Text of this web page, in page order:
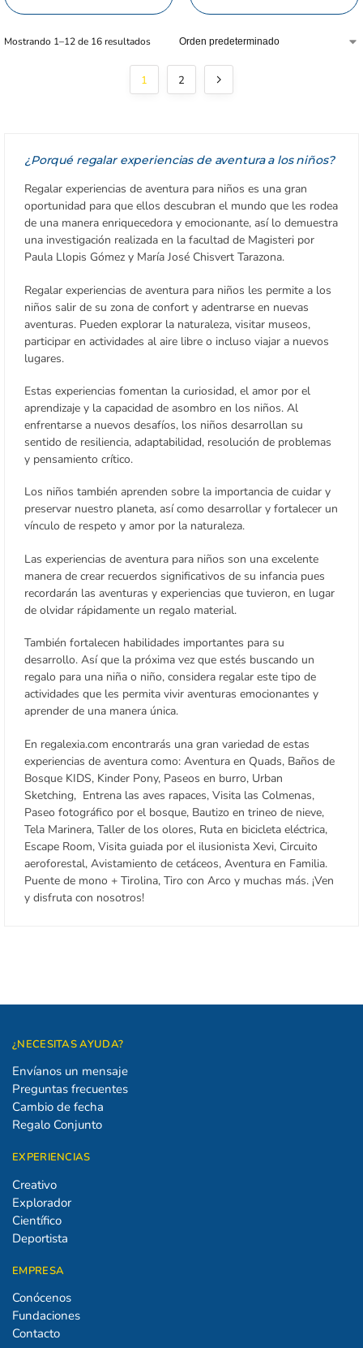
Mostrando 1–12 de 16 resultados
1 2
¿Porqué regalar experiencias de aventura a los niños?
Regalar experiencias de aventura para niños es una gran
oportunidad para que ellos descubran el mundo que les rodea
de una manera enriquecedora y emocionante, así lo demuestra
una investigación realizada en la facultad de Magisteri por
Paula Llopis Gómez y María José Chisvert Tarazona.
Regalar experiencias de aventura para niños les permite a los
niños salir de su zona de confort y adentrarse en nuevas
aventuras. Pueden explorar la naturaleza, visitar museos,
participar en actividades al aire libre o incluso viajar a nuevos
lugares.
Estas experiencias fomentan la curiosidad, el amor por el
aprendizaje y la capacidad de asombro en los niños. Al
enfrentarse a nuevos desafíos, los niños desarrollan su
sentido de resiliencia, adaptabilidad, resolución de problemas
y pensamiento crítico.
Los niños también aprenden sobre la importancia de cuidar y
preservar nuestro planeta, así como desarrollar y fortalecer un
vínculo de respeto y amor por la naturaleza.
Las experiencias de aventura para niños son una excelente
manera de crear recuerdos significativos de su infancia pues
recordarán las aventuras y experiencias que tuvieron, en lugar
de olvidar rápidamente un regalo material.
También fortalecen habilidades importantes para su
desarrollo. Así que la próxima vez que estés buscando un
regalo para una niña o niño, considera regalar este tipo de
actividades que les permita vivir aventuras emocionantes y
aprender de una manera única.
En regalexia.com encontrarás una gran variedad de estas
experiencias de aventura como: Aventura en Quads, Baños de
Bosque KIDS, Kinder Pony, Paseos en burro, Urban
Sketching, Entrena las aves rapaces, Visita las Colmenas,
Paseo fotográfico por el bosque, Bautizo en trineo de nieve,
Tela Marinera, Taller de los olores, Ruta en bicicleta eléctrica,
Escape Room, Visita guiada por el ilusionista Xevi, Circuito
aeroforestal, Avistamiento de cetáceos, Aventura en Familia.
Puente de mono + Tirolina, Tiro con Arco y muchas más. ¡Ven
y disfruta con nosotros!
¿NECESITAS AYUDA?
Envíanos un mensaje
Preguntas frecuentes
Cambio de fecha
Regalo Conjunto
EXPERIENCIAS
Creativo
Explorador
Científico
Deportista
EMPRESA
Conócenos
Fundaciones
Contacto